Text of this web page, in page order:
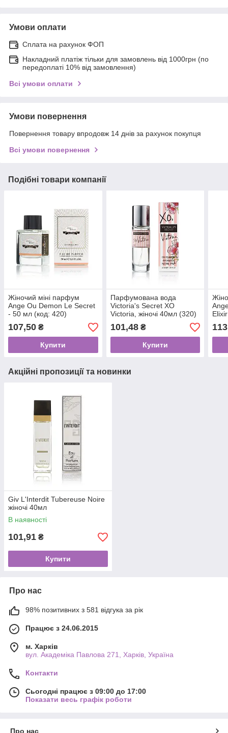
Умови оплати
Сплата на рахунок ФОП
Накладний платіж тільки для замовлень від 1000грн (по
передоплаті 10% від замовлення)
Всі умови оплати
Умови повернення
Повернення товару впродовж 14 днів за рахунок покупця
Всі умови повернення
Подібні товари компанії
Жіночий міні парфум
Ange Ou Demon Le Secret
- 50 мл (код: 420)
107,50 ₴
Купити
Парфумована вода
Victoria's Secret XO
Victoria, жіночі 40мл (320)
101,48₴
Купити
Акційні пропозиції та новинки
Giv L'Interdit Tubereuse Noire
жіночі 40мл
В наявності
101,91 ₴
Купити
Про нас
98% позитивних з 581 відгука за рік
Працює з 24.06.2015
м. Харків
вул. Академіка Павлова 271, Харків, Україна
Контакти
Сьогодні працює з 09:00 до 17:00
Показати весь графік роботи
Про нас